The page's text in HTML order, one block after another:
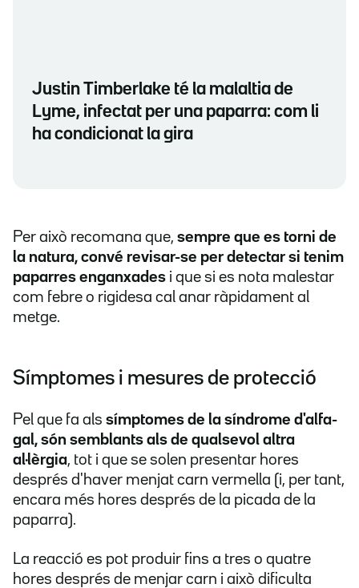
Justin Timberlake té la malaltia de
Lyme, infectat per una paparra: com li
ha condicionat la gira
Per això recomana que, sempre que es torni de
la natura, convé revisar-se per detectar si tenim
paparres enganxades i que si es nota malestar
com febre o rigidesa cal anar ràpidament al
metge.
Símptomes i mesures de protecció
Pel que fa als símptomes de la síndrome d'alfa-
gal, són semblants als de qualsevol altra
al·lèrgia, tot i que se solen presentar hores
després d'haver menjat carn vermella (i, per tant,
encara més hores després de la picada de la
paparra).
La reacció es pot produir fins a tres o quatre
hores després de menjar carn i això dificulta